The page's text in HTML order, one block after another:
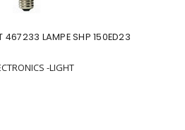
467233 LAMPE SHP 150ED23
-LIGHT